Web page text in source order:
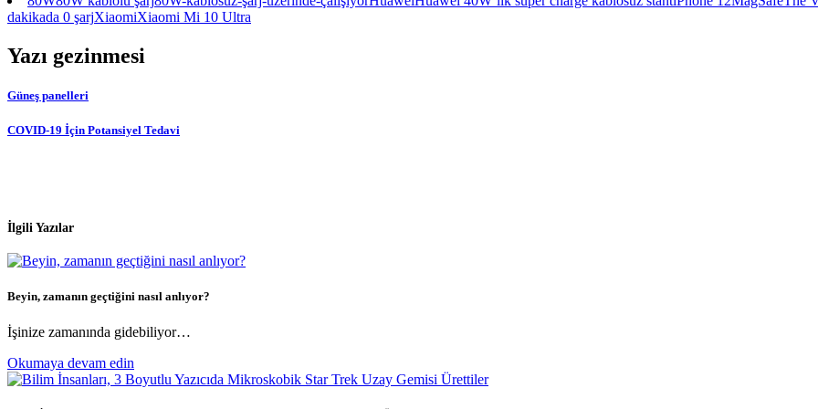
dakikada 0 şarjXiaomiXiaomi Mi 10 Ultra
Yazı gezinmesi
Güneş panelleri
COVID-19 İçin Potansiyel Tedavi
İlgili Yazılar
Beyin, zamanın geçtiğini nasıl anlıyor?
İşinize zamanında gidebiliyor…
Okumaya devam edin